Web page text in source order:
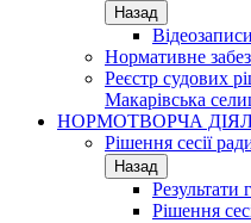
Назад
Нормативне
Реєстр судових
Макарівська
НОРМОТВОРЧА
Рішення сесії
Назад
Результати
Рішення